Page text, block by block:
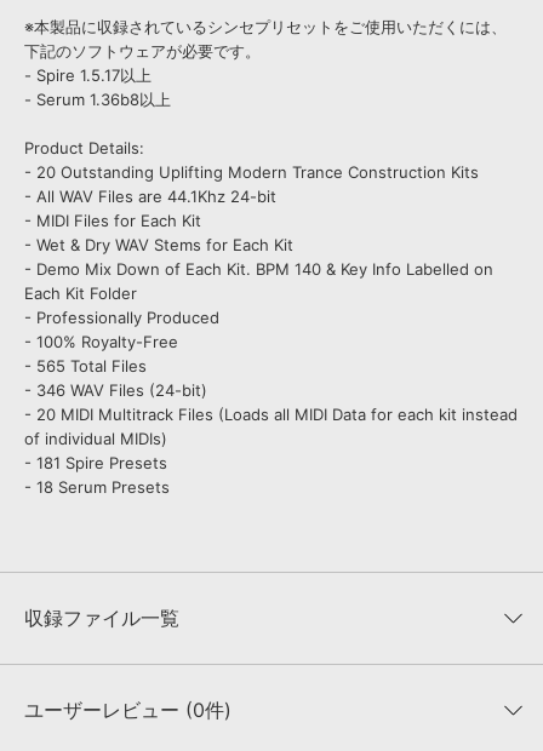
※本製品に収録されているシンセプリセットをご使用いただくには、
下記のソフトウェアが必要です。
- Spire 1.5.17以上
- Serum 1.36b8以上
Product Details:
- 20 Outstanding Uplifting Modern Trance Construction Kits
- All WAV Files are 44.1Khz 24-bit
- MIDI Files for Each Kit
- Wet & Dry WAV Stems for Each Kit
- Demo Mix Down of Each Kit. BPM 140 & Key Info Labelled on
Each Kit Folder
- Professionally Produced
- 100% Royalty-Free
- 565 Total Files
- 346 WAV Files (24-bit)
- 20 MIDI Multitrack Files (Loads all MIDI Data for each kit instead
of individual MIDIs)
- 181 Spire Presets
- 18 Serum Presets
収録ファイル一覧
収録ファイル一覧
ユーザーレビュー (0件)